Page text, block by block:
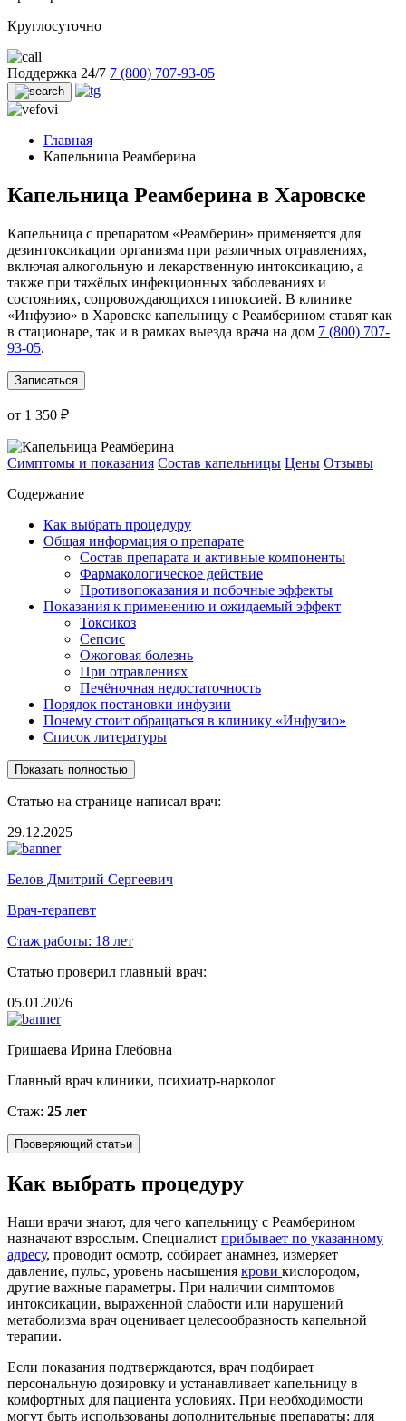
Круглосуточно
Поддержка 24/7 7 (800) 707-93-05
Главная
Капельница Реамберина
Капельница Реамберина в Харовске
Капельница с препаратом «Реамберин» применяется для
дезинтоксикации организма при различных отравлениях,
включая алкогольную и лекарственную интоксикацию, а
также при тяжёлых инфекционных заболеваниях и
состояниях, сопровождающихся гипоксией. В клинике
«Инфузио» в Харовске капельницу с Реамберином ставят как
в стационаре, так и в рамках выезда врача на дом 7 (800) 707-
93-05.
Записаться
от 1 350 ₽
Симптомы и показания Состав капельницы Цены Отзывы
Содержание
Как выбрать процедуру
Общая информация о препарате
Состав препарата и активные компоненты
Фармакологическое действие
Противопоказания и побочные эффекты
Показания к применению и ожидаемый эффект
Токсикоз
Сепсис
Ожоговая болезнь
При отравлениях
Печёночная недостаточность
Порядок постановки инфузии
Почему стоит обращаться в клинику «Инфузио»
Список литературы
Показать полностью
Статью на странице написал врач:
29.12.2025
Белов Дмитрий Сергеевич
Врач-терапевт
Стаж работы: 18 лет
Статью проверил главный врач:
05.01.2026
Гришаева Ирина Глебовна
Главный врач клиники, психиатр-нарколог
Стаж: 25 лет
Проверяющий статьи
Как выбрать процедуру
Наши врачи знают, для чего капельницу с Реамберином
назначают взрослым. Специалист прибывает по указанному
адресу, проводит осмотр, собирает анамнез, измеряет
давление, пульс, уровень насыщения крови кислородом,
другие важные параметры. При наличии симптомов
интоксикации, выраженной слабости или нарушений
метаболизма врач оценивает целесообразность капельной
терапии.
Если показания подтверждаются, врач подбирает
персональную дозировку и устанавливает капельницу в
комфортных для пациента условиях. При необходимости
могут быть использованы дополнительные препараты: для